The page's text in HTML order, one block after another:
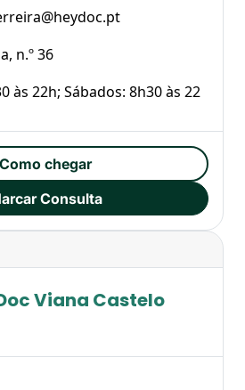
n.º 36
às 22h; Sábados: 8h30 às 22
Como chegar
Consulta
Viana Castelo